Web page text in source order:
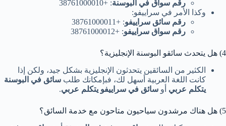
رقم سواق في البوسنة: +38761000010
وكذا الأمر في سراييفو:
رقم سائق سراييفو: +38761000011
رقم سواق سراييفو: +38761000012
4) هل يتحدث سائقو البوسنة الإنجليزية؟
الكثير من السائقين يتحدثون الإنجليزية بشكل جيد، ولكن إذا
كانت اللغة العربية أسهل لك، فبإمكانك طلب سائق في البوسنة
يتكلم عربي أو سائق في سراييفو يتكلم عربي.
5) هل هناك مرشدون سياحيون متاحون مع خدمة السائق؟